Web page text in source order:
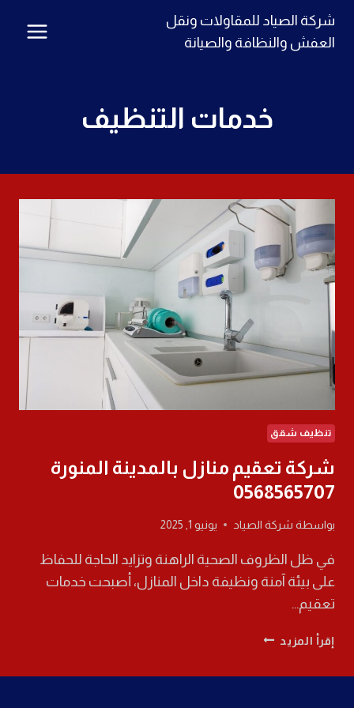
التجاوز
شركة الصياد للمقاولات ونقل
العفش والنظافة والصيانة
خدمات التنظيف
تنظيف شقق
شركة تعقيم منازل بالمدينة المنورة
0568565707
بواسطة شركة الصياد يونيو 1, 2025
في ظل الظروف الصحية الراهنة وتزايد الحاجة للحفاظ
على بيئة آمنة ونظيفة داخل المنازل، أصبحت خدمات
تعقيم…
إقرأ المزيد شركة